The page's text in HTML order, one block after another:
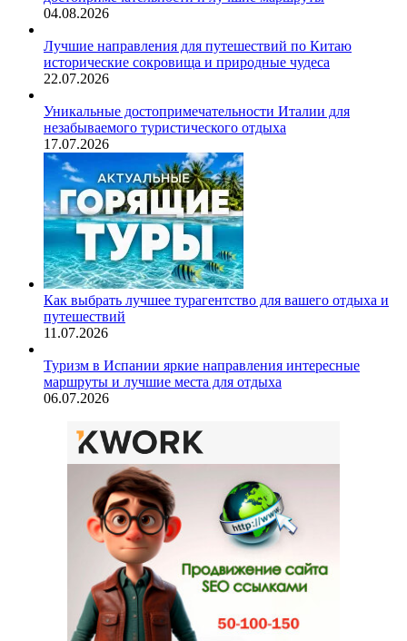
04.08.2026
Лучшие направления для путешествий по Китаю
исторические сокровища и природные чудеса
22.07.2026
Уникальные достопримечательности Италии для
незабываемого туристического отдыха
17.07.2026
Как выбрать лучшее турагентство для вашего отдыха и
путешествий
11.07.2026
Туризм в Испании яркие направления интересные
маршруты и лучшие места для отдыха
06.07.2026